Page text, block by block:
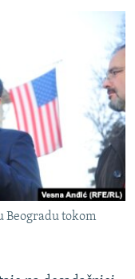
Beogradu tokom